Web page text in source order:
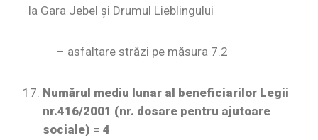
la Gara Jebel și Drumul Lieblingului
– asfaltare străzi pe măsura 7.2
Numărul mediu lunar al beneficiarilor Legii
nr.416/2001 (nr. dosare pentru ajutoare
sociale) = 4